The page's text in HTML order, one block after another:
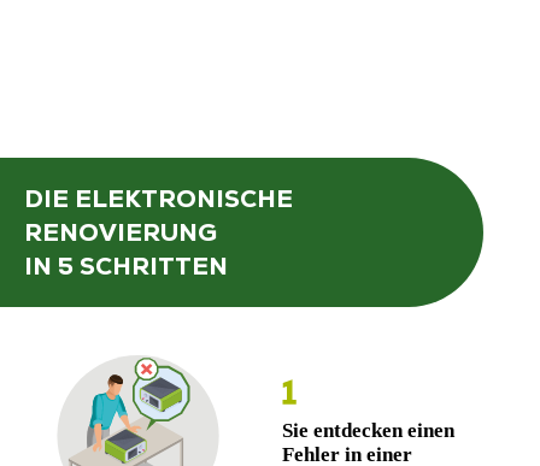
DIE ELEKTRONISCHE
RENOVIERUNG
IN 5 SCHRITTEN